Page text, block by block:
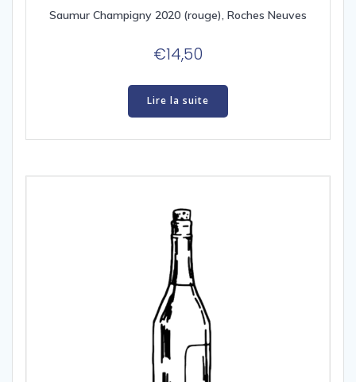
Saumur Champigny 2020 (rouge), Roches Neuves
€14,50
Lire la suite